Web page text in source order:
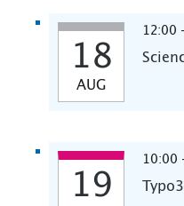
18
AUG
12:00
19
10:00